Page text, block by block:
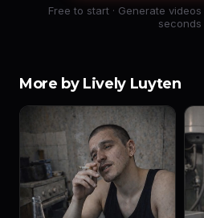
Free to start · Generate
seconds
More by Lively Luyten